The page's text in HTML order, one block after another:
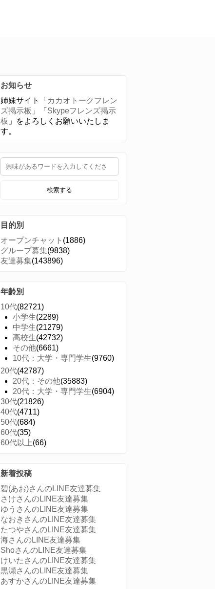
お知らせ
姉妹サイト「 カカオトークフレン
ズ掲示板 」「 Skypeフレンズ掲示
板 」をよろしくお願いいたしま
す。
検索する
目的別
オープンチャット (1886)
グループ募集(9838)
友達募集(143896)
年齢別
10代(82721)
小学生(2289)
中学生(21279)
高校生(42732)
その他(6661)
10代：大学・専門学生(9760)
20代(42787)
20代：その他(35883)
20代：大学・専門学生(6904)
30代(21826)
40代(4711)
50代(684)
60代(35)
60代以上(66)
新着投稿
碧(あお)さんのLINE友達募集
さけさんのLINE友達募集
ゆうさんのLINE友達募集
なおきさんのLINE友達募集
たつやさんのLINE友達募集
海さんのLINE友達募集
ShoさんのLINE友達募集
けいたさんのLINE友達募集
黒瀬さんのLINE友達募集
あすかさんのLINE友達募集